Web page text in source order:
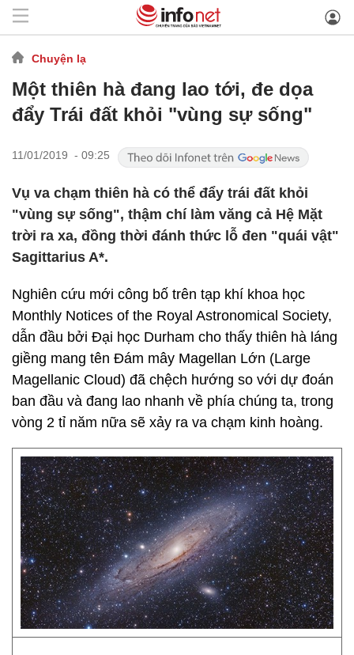
Chuyện lạ
Một thiên hà đang lao tới, đe dọa
đẩy Trái đất khỏi "vùng sự sống"
11/01/2019 - 09:25
Vụ va chạm thiên hà có thể đẩy trái đất khỏi
"vùng sự sống", thậm chí làm văng cả Hệ Mặt
trời ra xa, đồng thời đánh thức lỗ đen "quái vật"
Sagittarius A*.
Nghiên cứu mới công bố trên tạp khí khoa học
Monthly Notices of the Royal Astronomical Society,
dẫn đầu bởi Đại học Durham cho thấy thiên hà láng
giềng mang tên Đám mây Magellan Lớn (Large
Magellanic Cloud) đã chệch hướng so với dự đoán
ban đầu và đang lao nhanh về phía chúng ta, trong
vòng 2 tỉ năm nữa sẽ xảy ra va chạm kinh hoàng.